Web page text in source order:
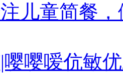
儿童简餐
嘤嘤嗳伉敏